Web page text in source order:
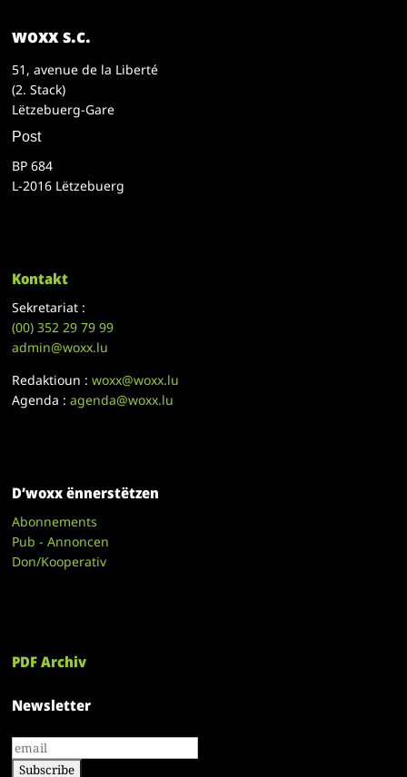
woxx s.c.
51, avenue de la Liberté
(2. Stack)
Lëtzebuerg-Gare
Post
BP 684
L-2016 Lëtzebuerg
Kontakt
Sekretariat :
(00)352 29 79 99
admin@woxx.lu
Redaktioun :woxx@woxx.lu
Agenda :agenda@woxx.lu
D’woxx ënnerstëtzen
Abonnements
Pub - Annoncen
Don/Kooperativ
PDF Archiv
Newsletter